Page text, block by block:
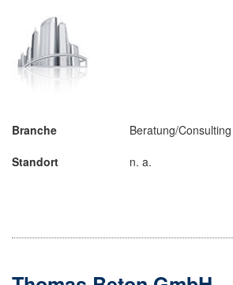
Branche
Beratung/Consulting
Standort
n. a.